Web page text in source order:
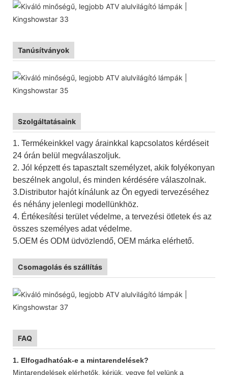
Tanúsítványok
Szolgáltatásaink
1. Termékeinkkel vagy árainkkal kapcsolatos kérdéseit
24 órán belül megválaszoljuk.
2. Jól képzett és tapasztalt személyzet, akik folyékonyan
beszélnek angolul, és minden kérdésére válaszolnak.
3.Distributor hajót kínálunk az Ön egyedi tervezéséhez
és néhány jelenlegi modellünkhöz.
4. Értékesítési terület védelme, a tervezési ötletek és az
összes személyes adat védelme.
5.OEM és ODM üdvözlendő, OEM márka elérhető.
Csomagolás és szállítás
FAQ
1. Elfogadhatóak-e a mintarendelések?
Mintarendelések elérhetők, kérjük, vegye fel velünk a